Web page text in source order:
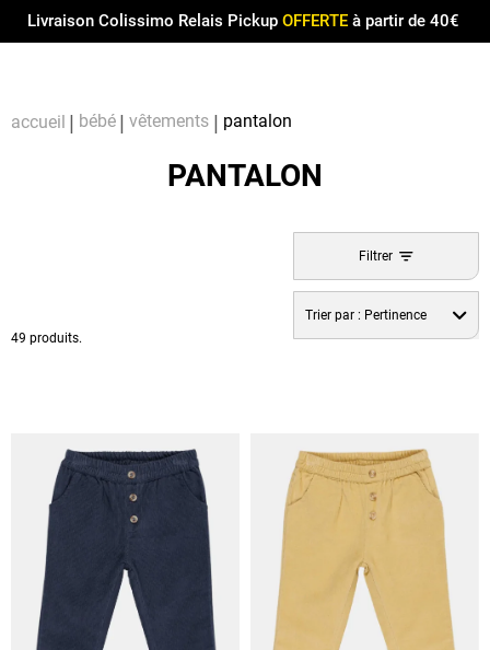
Livraison Colissimo Relais Pickup OFFERTEà partir de 40€
accueil bébé vêtements pantalon
PANTALON
49 produits.
Filtrer
Trier par : Pertinence